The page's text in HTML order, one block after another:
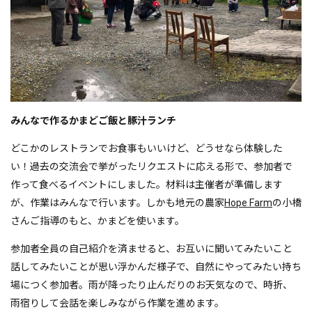
みんなで作るかまどご飯と豚汁ランチ
どこかのレストランでお食事もいいけど、どうせなら体験した
い！過去の交流会で挙がったリクエストに応える形で、参加者で
作って食べるイベントにしました。材料は主催者が準備します
が、作業はみんなで行います。しかも地元の農家Hope Farmの小橋
さんご指導のもと、かまどを使います。
参加者全員の自己紹介を済ませると、お互いに聞いてみたいこと
話してみたいことが思い浮かんだ様子で、自然にやってみたい持ち
場につく参加者。雨が降ったり止んだりのお天気なので、時折、
雨宿りして会話を楽しみながら作業を進めます。